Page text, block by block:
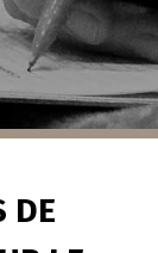
DE